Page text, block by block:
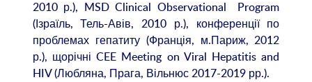
2010 р.), MSD Clinical Observational Program
(Ізраїль, Тель-Авів, 2010 р.), конференції по
проблемах гепатиту (Франція, м.Париж, 2012
р.), щорічні CEE Meeting on Viral Hepatitis and
HIV (Любляна, Прага, Вільнюс 2017-2019 рр.).